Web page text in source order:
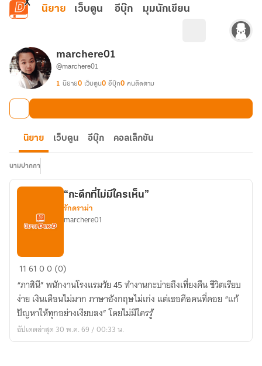
ข้ามไปยังเนื้อหาหลัก
นิยาย เว็บตูน อีบุ๊ก มุมนักเขียน
marchere01
@marchere01
1 นิยาย0 เว็บตูน0 อีบุ๊ก0 คนติดตาม
นิยาย เว็บตูน อีบุ๊ก คอลเล็กชัน
นามปากกา
“กะ
ที่
ไม่มี
ใคร
เห็น”
“กะดึกที่ไม่มีใครเห็น”
รักดราม่า
marchere01
116100 (0)
“ภาสินี” พนักงานโรงแรมวัย 45 ทำงานกะบ่ายถึงเที่ยงคืน ชีวิตเรียบ
ง่าย เงินเดือนไม่มาก ภาษาอังกฤษไม่เก่ง แต่เธอคือคนที่คอย “แก้
ปัญหาให้ทุกอย่างเงียบลง” โดยไม่มีใครรู้
อัปเดตล่าสุด 30 พ.ค. 69 / 00:33 น.